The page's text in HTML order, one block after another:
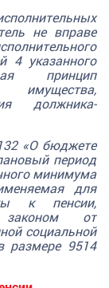
не вправе
4 указанного
принцип
имущества,
должника-
«О бюджете
период
минимума
для
к пенсии,
законом от
социальной
размере 9514